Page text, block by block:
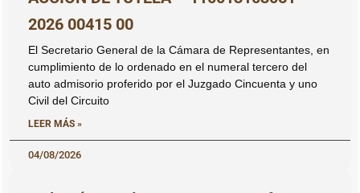
2026 00415 00
El Secretario General de la Cámara de Representantes, en
cumplimiento de lo ordenado en el numeral tercero del
auto admisorio proferido por el Juzgado Cincuenta y uno
Civil del Circuito
LEER MÁS »
04/08/2026